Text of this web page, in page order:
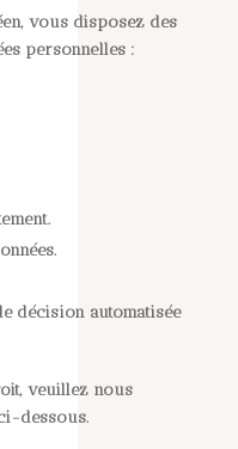
vous disposez des
personnelles :
décision automatisée
veuillez nous
dessous.